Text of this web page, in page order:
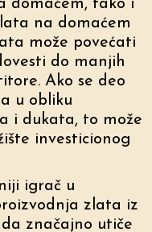
domaćem, tako i
na domaćem
može povećati
do manjih
Ako se deo
u obliku
i dukata, to može
investicionog
igrač u
zlata iz
značajno utiče